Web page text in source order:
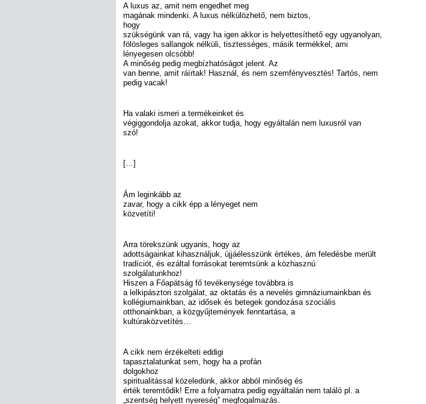
A luxus az, amit nem engedhet meg
magának mindenki. A luxus nélkülözhető, nem biztos,
hogy
szükségünk van rá, vagy ha igen akkor is helyettesíthető egy ugyanolyan,
fölösleges sallangok nélküli, tisztességes, másik termékkel, ami
lényegesen olcsóbb!
A minőség pedig megbízhatóságot jelent. Az
van benne, amit ráírtak! Használ, és nem szemfényvesztés! Tartós, nem
pedig vacak!
Ha valaki ismeri a termékeinket és
végiggondolja azokat, akkor tudja, hogy egyáltalán nem luxusról van
szó!
[…]
Ám leginkább az
zavar, hogy a cikk épp a lényeget nem
közvetíti!
Arra törekszünk ugyanis, hogy az
adottságainkat kihasználjuk, újjáélesszünk értékes, ám feledésbe merült
tradíciót, és ezáltal forrásokat teremtsünk a közhasznú
szolgálatunkhoz!
Hiszen a Főapátság fő tevékenysége továbbra is
a lelkipásztori szolgálat, az oktatás és a nevelés gimnáziumainkban és
kollégiumainkban, az idősek és betegek gondozása szociális
otthonainkban, a közgyűjtemények fenntartása, a
kultúraközvetítés…
A cikk nem érzékelteti eddigi
tapasztalatunkat sem, hogy ha a profán
dolgokhoz
spiritualitással közeledünk, akkor abból minőség és
érték teremtődik! Erre a folyamatra pedig egyáltalán nem találó pl. a
„szentség helyett nyereség” megfogalmazás.